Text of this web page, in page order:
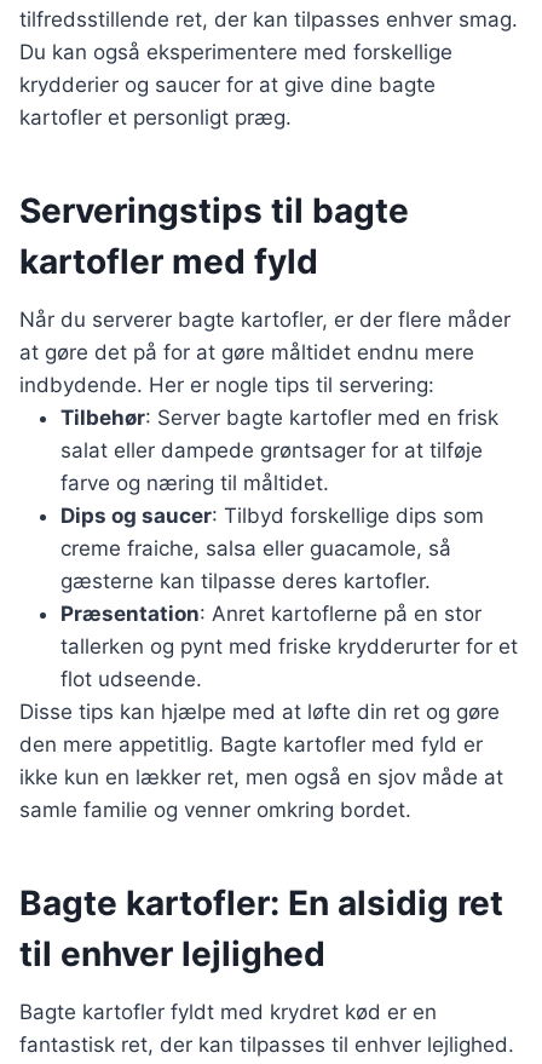
tilfredsstillende ret, der kan tilpasses enhver smag.
Du kan også eksperimentere med forskellige
krydderier og saucer for at give dine bagte
kartofler et personligt præg.
Serveringstips til bagte
kartofler med fyld
Når du serverer bagte kartofler, er der flere måder
at gøre det på for at gøre måltidet endnu mere
indbydende. Her er nogle tips til servering:
Tilbehør: Server bagte kartofler med en frisk
salat eller dampede grøntsager for at tilføje
farve og næring til måltidet.
Dips og saucer: Tilbyd forskellige dips som
creme fraiche, salsa eller guacamole, så
gæsterne kan tilpasse deres kartofler.
Præsentation: Anret kartoflerne på en stor
tallerken og pynt med friske krydderurter for et
flot udseende.
Disse tips kan hjælpe med at løfte din ret og gøre
den mere appetitlig. Bagte kartofler med fyld er
ikke kun en lækker ret, men også en sjov måde at
samle familie og venner omkring bordet.
Bagte kartofler: En alsidig ret
til enhver lejlighed
Bagte kartofler fyldt med krydret kød er en
fantastisk ret, der kan tilpasses til enhver lejlighed.